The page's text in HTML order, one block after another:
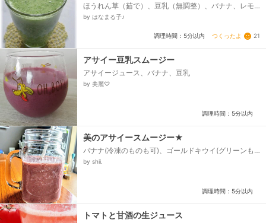
ほうれん草（茹で）、豆乳（無調整）、バナナ、レモ
ン汁、はちみつ
by はなまる子♪
調理時間：5分以内 つくったよ 21
アサイー豆乳スムージー
アサイージュース、バナナ、豆乳
by 美麗♡
調理時間：5分以内
美のアサイースムージー★
バナナ(冷凍のものも可)、ゴールドキウイ(グリーンも
可)、アサイー(100gパック)、無糖ヨーグルト、水...
by shii.
調理時間：5分以内
トマトと甘酒の生ジュース